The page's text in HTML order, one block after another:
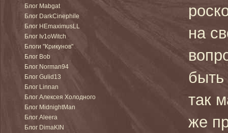
Блог Mabgat
Блог DarkCinephile
Блог HEmaximusLL
Блог Iv1oWitch
Блоги "Крикунов"
Блог Bob
Блог Norman94
Блог Gulid13
Блог Linnan
Блог Алексея Холодного
Блог MidnightMan
Блог Aleera
Блог DimaKIN
на
так
же